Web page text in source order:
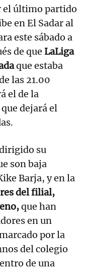
el último partido
en El Sadar al
este sábado a
de que LaLiga
que estaba
las 21.00
el de la
dejará el
su
son baja
Barja, y en la
del filial,
que han
en un
por la
del colegio
de una